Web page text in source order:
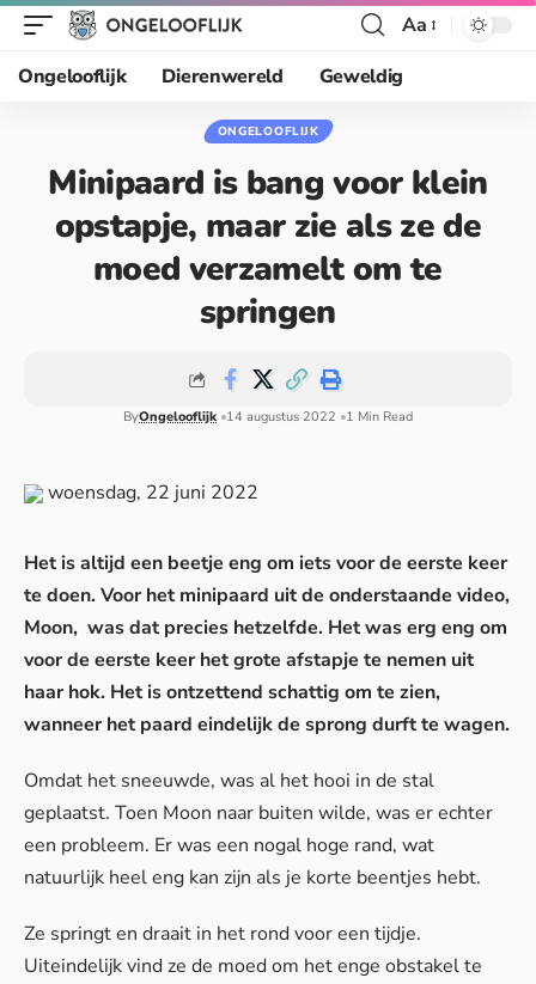
Aa
Ongelooflijk
Dierenwereld Geweldig
ONGELOOFLIJK
Minipaard is bang voor klein
opstapje, maar zie als ze de
moed verzamelt om te
springen
ByOngelooflijk 14 augustus 2022 1 Min Read
woensdag, 22 juni 2022
Het is altijd een beetje eng om iets voor de eerste keer
te doen. Voor het minipaard uit de onderstaande video,
Moon, was dat precies hetzelfde. Het was erg eng om
voor de eerste keer het grote afstapje te nemen uit
haar hok. Het is ontzettend schattig om te zien,
wanneer het paard eindelijk de sprong durft te wagen.
Omdat het sneeuwde, was al het hooi in de stal
geplaatst. Toen Moon naar buiten wilde, was er echter
een probleem. Er was een nogal hoge rand, wat
natuurlijk heel eng kan zijn als je korte beentjes hebt.
Ze springt en draait in het rond voor een tijdje.
Uiteindelijk vind ze de moed om het enge obstakel te